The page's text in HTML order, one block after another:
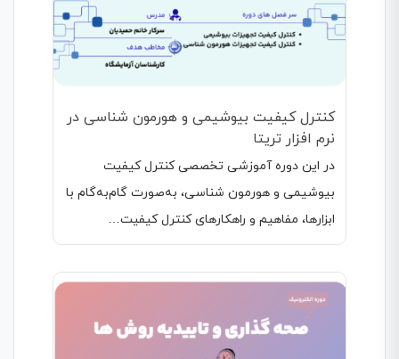
کنترل کیفیت بیوشیمی و هورمون شناسی در
نرم افزار تریتا
در این دوره آموزشی تخصصی کنترل کیفیت
بیوشیمی و هورمون شناسی، به‌صورت گام‌به‌گام با
ابزارها، مفاهیم و راهکارهای کنترل کیفیت…